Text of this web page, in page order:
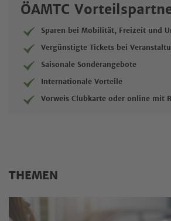
ÖAMTC
Sparen bei Mobilität, Freizeit und
Vergünstigte Tickets bei
Saisonale Sonderangebote
Internationale Vorteile
Vorweis Clubkarte oder online mit
THEMEN
Themen